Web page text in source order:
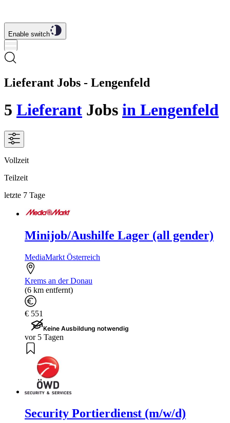
Enable switch
Lieferant Jobs - Lengenfeld
5 Lieferant Jobs in Lengenfeld
Vollzeit
Teilzeit
letzte 7 Tage
Minijob/Aushilfe Lager (all gender)
MediaMarkt Österreich
Krems an der Donau
(6 km entfernt)
€ 551
Keine Ausbildung notwendig
vor 5 Tagen
Security Portierdienst (m/w/d)